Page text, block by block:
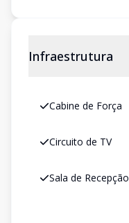
Infraestrutura
Cabine de Força
Circuito de TV
Sala de Recepção